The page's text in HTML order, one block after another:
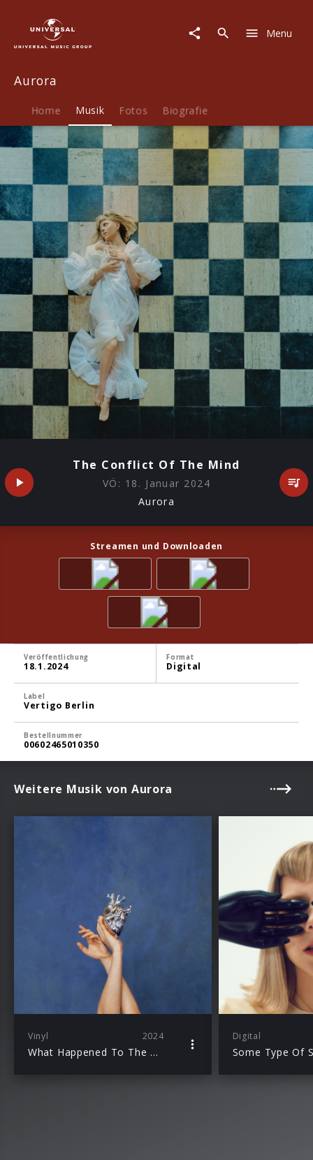
Conflict
Mind
Menu
Aurora
Home Musik Fotos Biografie
The Conflict Of The Mind
VÖ: 18. Januar 2024
Aurora
Streamen und Downloaden
Veröffentlichung
18.1.2024
Format
Digital
Label
Vertigo Berlin
Bestellnummer
00602465010350
Weitere Musik von Aurora
Vinyl 2024
What Happened To The Heart?
Digital
Some Type Of